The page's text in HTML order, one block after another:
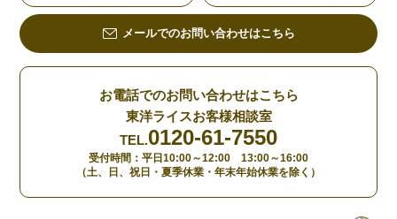
メールでのお問い合わせはこちら
お電話でのお問い合わせはこちら
東洋ライスお客様相談室
TEL.0120-61-7550
受付時間：平日10:00～12:00 13:00～16:00
（土、日、祝日・夏季休業・年末年始休業を除く）